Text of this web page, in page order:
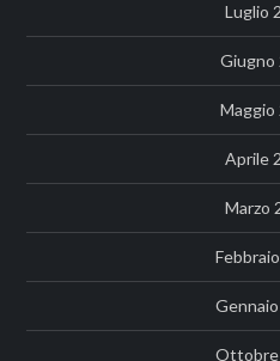
Luglio
Giugno
Maggio
Aprile
Marzo
Ottobre